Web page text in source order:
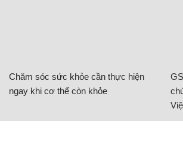
Chăm sóc sức khỏe cần thực hiện
ngay khi cơ thể còn khỏe